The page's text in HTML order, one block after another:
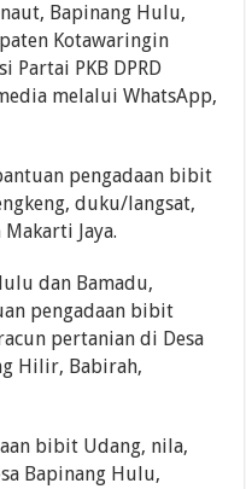
Bapinang Hulu,
Kotawaringin
Partai PKB DPRD
melalui WhatsApp,
pengadaan bibit
duku/langsat,
Jaya.
dan Bamadu,
pengadaan bibit
pertanian di Desa
Hilir, Babirah,
bibit Udang, nila,
Bapinang Hulu,